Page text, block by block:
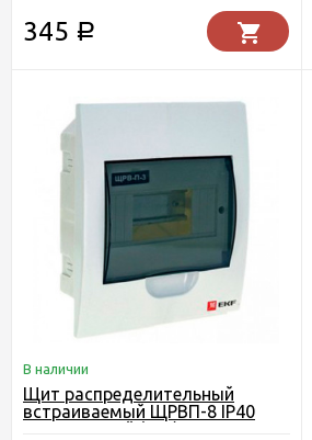
345 Р
В наличии
Щит распределительный
встраиваемый ЩРВП-8 IP40
пластиковый (EKF)